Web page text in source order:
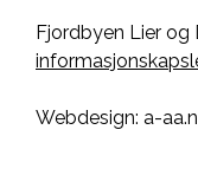
Fjordbyen Lier og
Webdesign: a-